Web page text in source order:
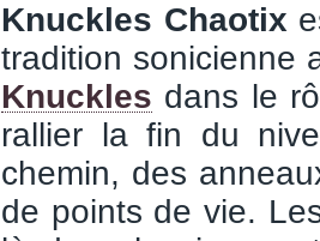
Knuckles Chaotix
tradition sonicienne
Knuckles dans le
rallier la fin du
chemin, des
de points de vie.